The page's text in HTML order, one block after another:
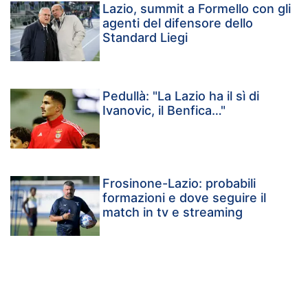
Lazio, summit a Formello con gli
agenti del difensore dello
Standard Liegi
Pedullà: "La Lazio ha il sì di
Ivanovic, il Benfica…"
Frosinone-Lazio: probabili
formazioni e dove seguire il
match in tv e streaming